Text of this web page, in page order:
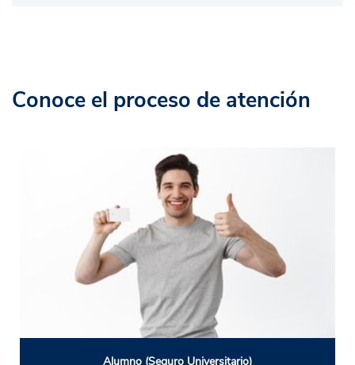
Conoce el proceso de atención
Alumno (Seguro Universitario)